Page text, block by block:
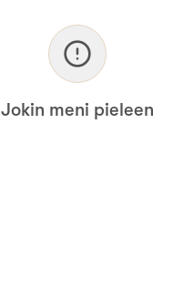
Jokin meni pieleen